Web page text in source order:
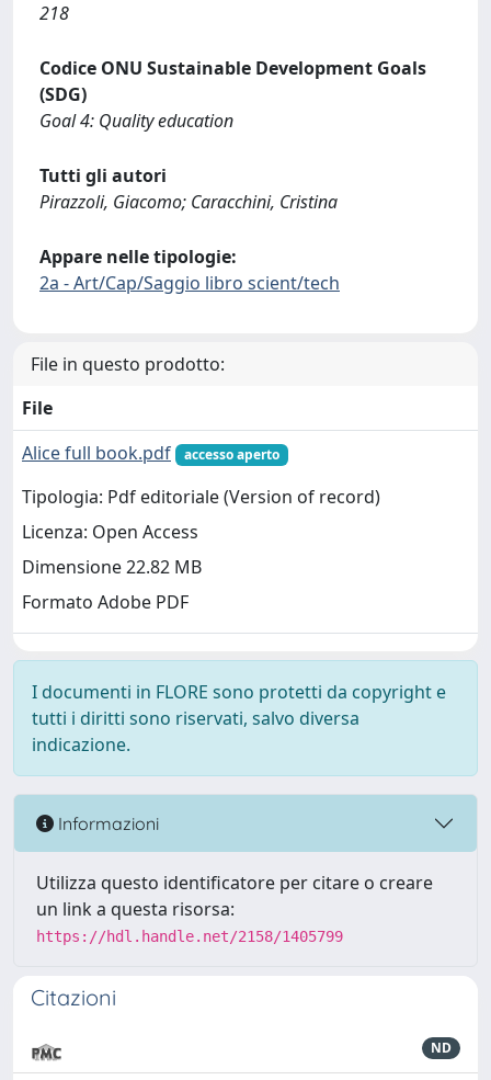
218
Codice ONU Sustainable Development Goals
(SDG)
Goal 4: Quality education
Tutti gli autori
Pirazzoli, Giacomo; Caracchini, Cristina
Appare nelle tipologie:
2a - Art/Cap/Saggio libro scient/tech
File in questo prodotto:
File
Alice full book.pdf
accesso aperto
Tipologia: Pdf editoriale (Version of record)
Licenza: Open Access
Dimensione 22.82 MB
Formato Adobe PDF
I documenti in FLORE sono protetti da copyright e
tutti i diritti sono riservati, salvo diversa
indicazione.
Informazioni
Utilizza questo identificatore per citare o creare
un link a questa risorsa:
https://hdl.handle.net/2158/1405799
Citazioni
ND